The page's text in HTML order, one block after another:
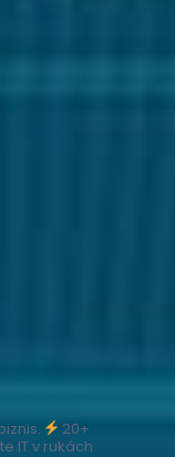
20+
IT v rukách